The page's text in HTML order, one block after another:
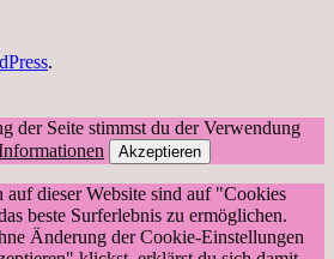
.
der Seite stimmst du der Verwendung
Akzeptieren
dieser Website sind auf "Cookies
beste Surferlebnis zu ermöglichen.
Änderung der Cookie-Einstellungen